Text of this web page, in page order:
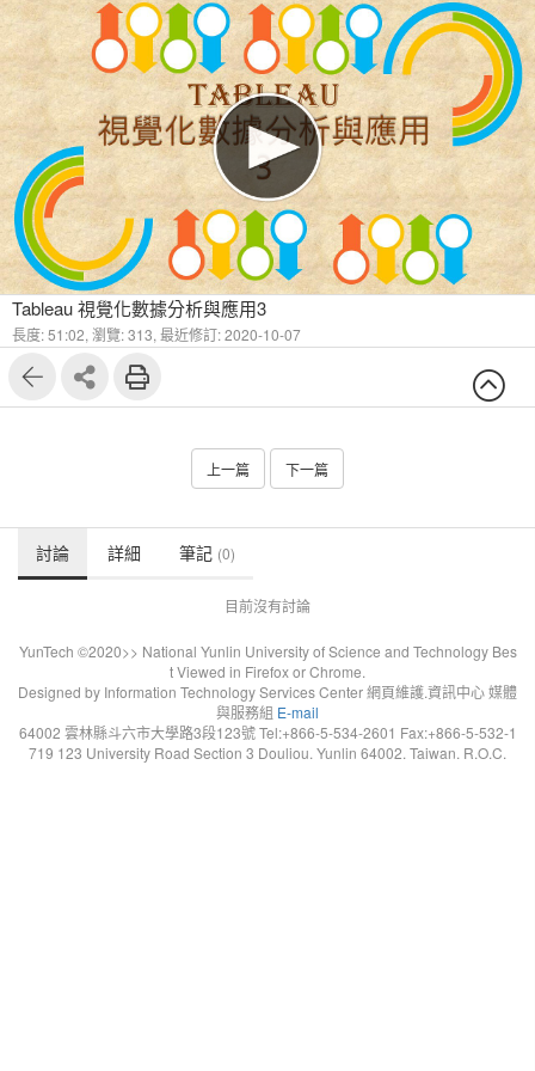
Tableau 視覺化數據分析與應用3
長度: 51:02, 瀏覽: 313, 最近修訂: 2020-10-07
上一篇 下一篇
討論 詳細 筆記 (0)
目前沒有討論
YunTech ©2020>> National Yunlin University of Science and Technology Bes
t Viewed in Firefox or Chrome.
Designed by Information Technology Services Center 網頁維護.資訊中心 媒體
與服務組 E-mail
64002 雲林縣斗六市大學路3段123號 Tel:+866-5-534-2601 Fax:+866-5-532-1
719 123 University Road Section 3 Douliou. Yunlin 64002. Taiwan. R.O.C.